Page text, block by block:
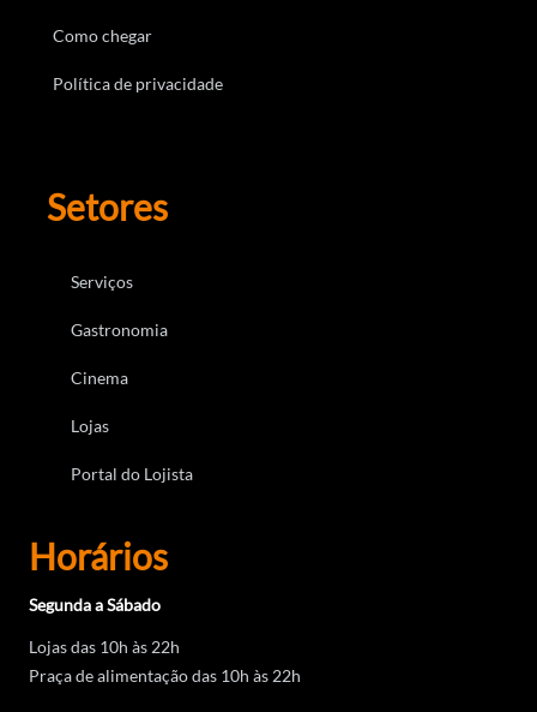
Como chegar
Política de privacidade
Setores
Serviços
Gastronomia
Cinema
Lojas
Portal do Lojista
Horários
Segunda a Sábado
Lojas das 10h às 22h
Praça de alimentação das 10h às 22h